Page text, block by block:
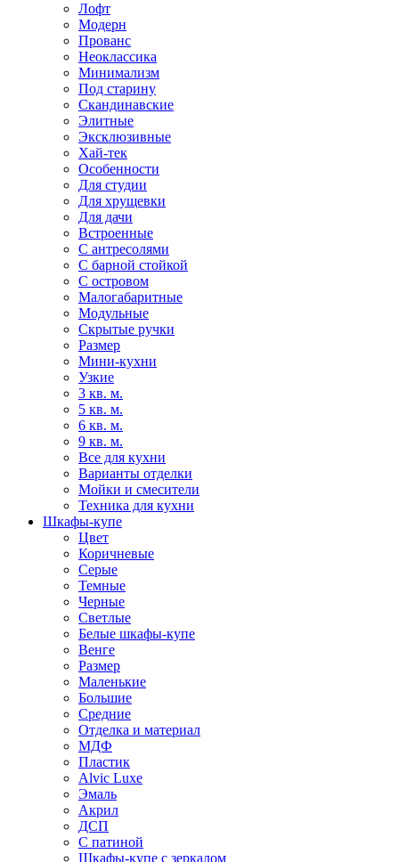
Лофт
Модерн
Прованс
Неоклассика
Минимализм
Под старину
Скандинавские
Элитные
Эксклюзивные
Хай-тек
Особенности
Для студии
Для хрущевки
Для дачи
Встроенные
С антресолями
С барной стойкой
С островом
Малогабаритные
Модульные
Скрытые ручки
Размер
Мини-кухни
Узкие
3 кв. м.
5 кв. м.
6 кв. м.
9 кв. м.
Все для кухни
Варианты отделки
Мойки и смесители
Техника для кухни
Шкафы-купе
Цвет
Коричневые
Серые
Темные
Черные
Светлые
Белые шкафы-купе
Венге
Размер
Маленькие
Большие
Средние
Отделка и материал
МДФ
Пластик
Alvic Luxe
Эмаль
Акрил
ДСП
С патиной
Шкафы-купе с зеркалом